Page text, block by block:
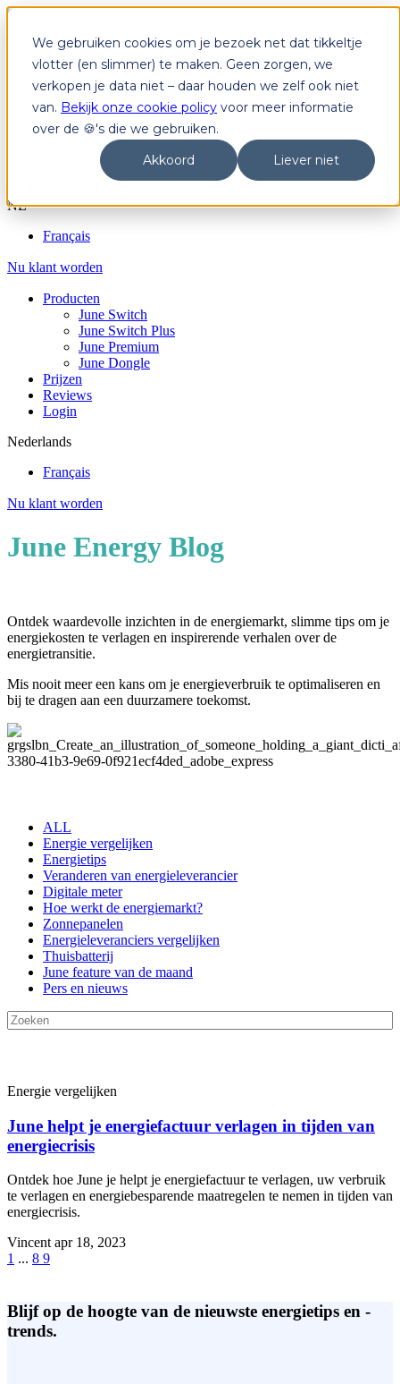
We gebruiken cookies om je bezoek net dat tikkeltje
vlotter (en slimmer) te maken. Geen zorgen, we
verkopen je data niet – daar houden we zelf ook niet
van. Bekijk onze cookie policy voor meer informatie
over de 🍪's die we gebruiken.
Akkoord
Liever niet
Producten
June Switch
June Switch Plus
June Premium
June Dongle
Prijzen
NL
Français
Nu klant worden
Producten
June Switch
June Switch Plus
June Premium
June Dongle
Prijzen
Reviews
Login
Nederlands
Français
Nu klant worden
June Energy Blog
Ontdek waardevolle inzichten in de energiemarkt, slimme tips om je
energiekosten te verlagen en inspirerende verhalen over de
energietransitie.
Mis nooit meer een kans om je energieverbruik te optimaliseren en
bij te dragen aan een duurzamere toekomst.
ALL
Energie vergelijken
Energietips
Veranderen van energieleverancier
Digitale meter
Hoe werkt de energiemarkt?
Zonnepanelen
Energieleveranciers vergelijken
Thuisbatterij
June feature van de maand
Pers en nieuws
Energie vergelijken
June helpt je energiefactuur verlagen in tijden van
energiecrisis
Ontdek hoe June je helpt je energiefactuur te verlagen, uw verbruik
te verlagen en energiebesparende maatregelen te nemen in tijden van
energiecrisis.
Vincent apr 18, 2023
1 ... 8 9
Blijf op de hoogte van de nieuwste energietips en -
trends.